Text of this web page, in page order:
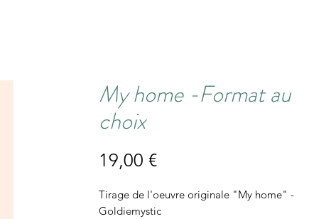
My home -Format au
choix
19,00 €Prix
Tirage de l'oeuvre originale "My home" -
Goldiemystic